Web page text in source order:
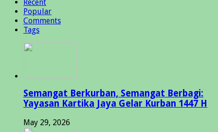
Recent
Popular
Comments
Tags
Semangat Berkurban, Semangat Berbagi:
Yayasan Kartika Jaya Gelar Kurban 1447 H
May 29, 2026